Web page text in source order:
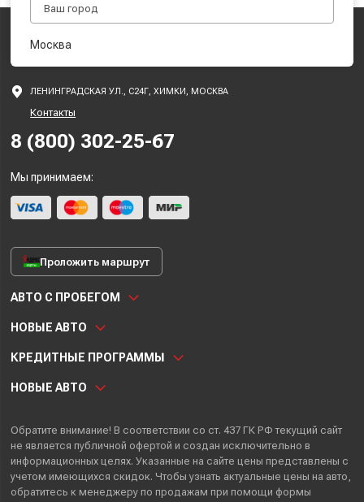
Москва
ЛЕНИНГРАДСКАЯ УЛ., С24Г, ХИМКИ, МОСКВА
Контакты
8 (800) 302-25-67
Мы принимаем:
Проложить маршрут
АВТО С ПРОБЕГОМ
НОВЫЕ АВТО
КРЕДИТНЫЕ ПРОГРАММЫ
НОВЫЕ АВТО
Обратите внимание! В соответствии со ст. 437 ГК РФ текущий сайт
не является публичной офертой и создан исключительно в
информационных целях. Указанные на сайте цены представлены с
учетом имеющихся скидок. Чтобы узнать актуальные цены на авто,
обратитесь к менеджеру по продажам при помощи формы